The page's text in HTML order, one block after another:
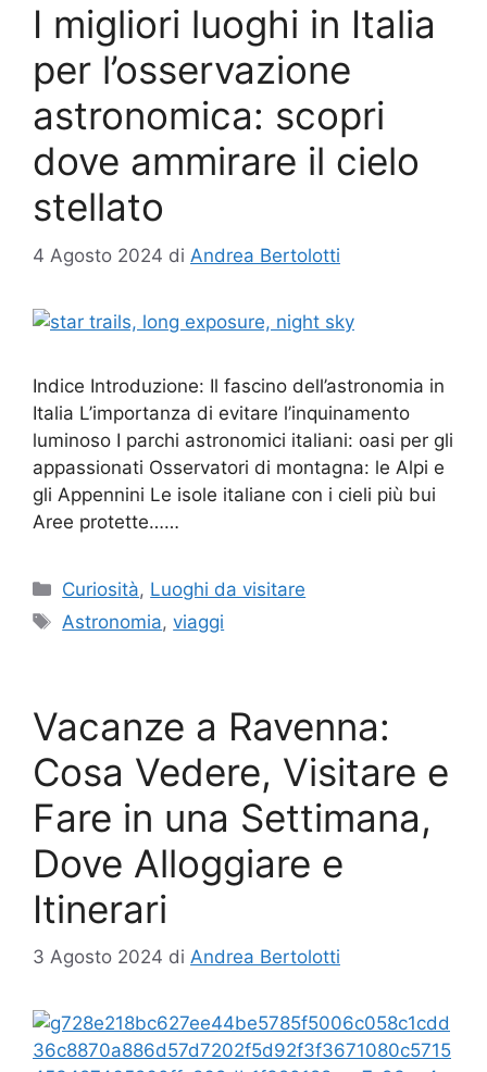
I migliori luoghi in Italia
per l’osservazione
astronomica: scopri
dove ammirare il cielo
stellato
4 Agosto 2024 di Andrea Bertolotti
Indice Introduzione: Il fascino dell’astronomia in
Italia L’importanza di evitare l’inquinamento
luminoso I parchi astronomici italiani: oasi per gli
appassionati Osservatori di montagna: le Alpi e
gli Appennini Le isole italiane con i cieli più bui
Aree protette……
Categorie
Curiosità, Luoghi da visitare
Tag
Astronomia,viaggi
Vacanze a Ravenna:
Cosa Vedere, Visitare e
Fare in una Settimana,
Dove Alloggiare e
Itinerari
3 Agosto 2024 di Andrea Bertolotti